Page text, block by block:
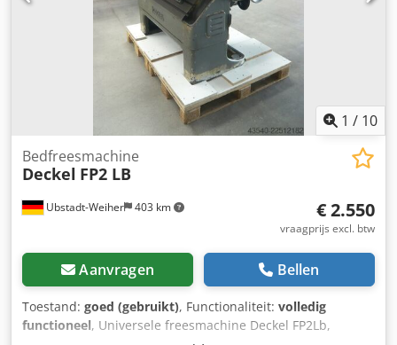
1 / 10
Ubstadt-Weiher 403 km
Bedfreesmachine
Deckel FP2 LB
€ 2.550
vraagprijs excl. btw
Aanvragen Bellen
Toestand: goed (gebruikt), Functionaliteit: volledig
functioneel, Universele freesmachine Deckel FP2Lb,